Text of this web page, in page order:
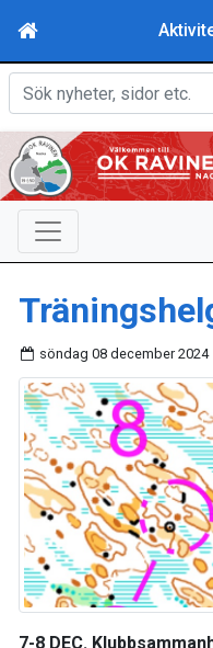
söndag 08 december 2024
7-8 DEC.